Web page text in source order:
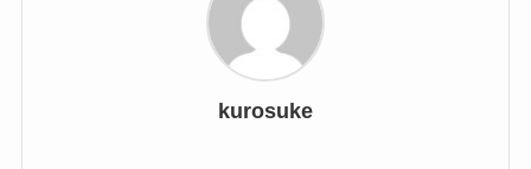
kurosuke